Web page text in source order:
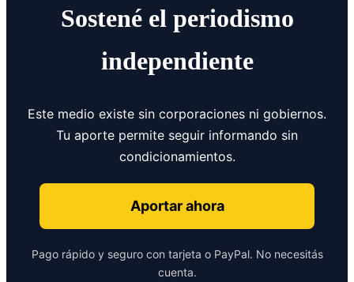
Sostené el periodismo
independiente
Este medio existe sin corporaciones ni gobiernos.
Tu aporte permite seguir informando sin
condicionamientos.
Aportar ahora
Pago rápido y seguro con tarjeta o PayPal. No necesitás
cuenta.